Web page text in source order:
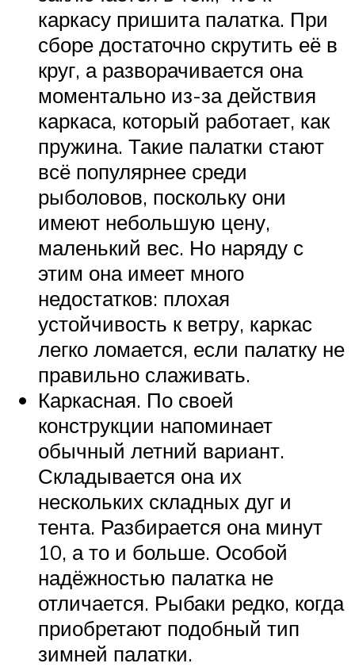
каркасу пришита палатка. При
сборе достаточно скрутить её в
круг, а разворачивается она
моментально из-за действия
каркаса, который работает, как
пружина. Такие палатки стают
всё популярнее среди
рыболовов, поскольку они
имеют небольшую цену,
маленький вес. Но наряду с
этим она имеет много
недостатков: плохая
устойчивость к ветру, каркас
легко ломается, если палатку не
правильно слаживать.
Каркасная. По своей
конструкции напоминает
обычный летний вариант.
Складывается она их
нескольких складных дуг и
тента. Разбирается она минут
10, а то и больше. Особой
надёжностью палатка не
отличается. Рыбаки редко, когда
приобретают подобный тип
зимней палатки.